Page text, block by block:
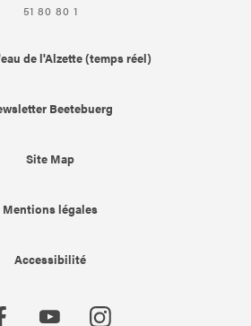
51 80 80 1
de l'Alzette (temps réel)
Beetebuerg
Site Map
Mentions légales
Accessibilité